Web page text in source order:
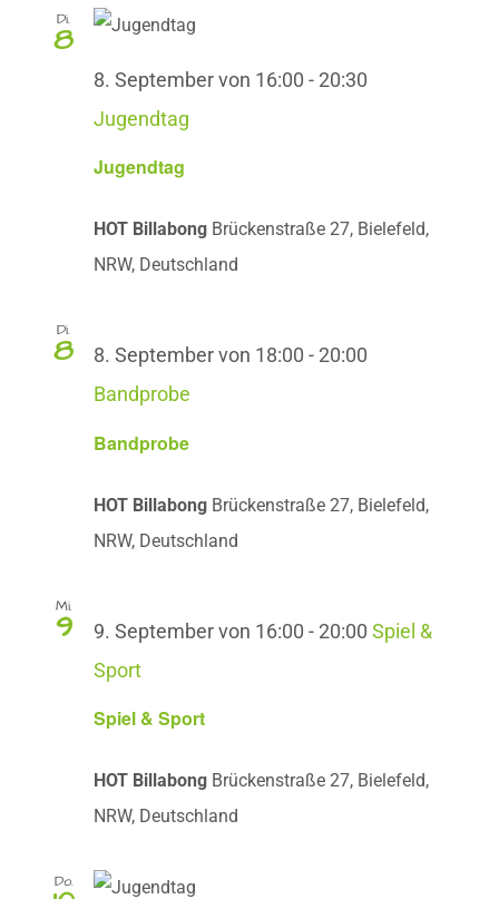
Di.
8
Jugendtag
8. September von 16:00 - 20:30
Jugendtag
HOT Billabong Brückenstraße 27, Bielefeld,
NRW, Deutschland
Di.
8
Bandprobe
8. September von 18:00 - 20:00
Bandprobe
HOT Billabong Brückenstraße 27, Bielefeld,
NRW, Deutschland
Mi.
9
Spiel & Sport
9. September von 16:00 - 20:00 Spiel &
Sport
HOT Billabong Brückenstraße 27, Bielefeld,
NRW, Deutschland
Do.